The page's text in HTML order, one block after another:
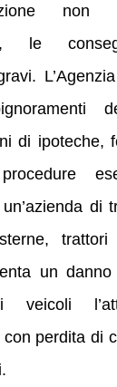
non
le
di ipoteche,
di
un
veicoli
perdita di